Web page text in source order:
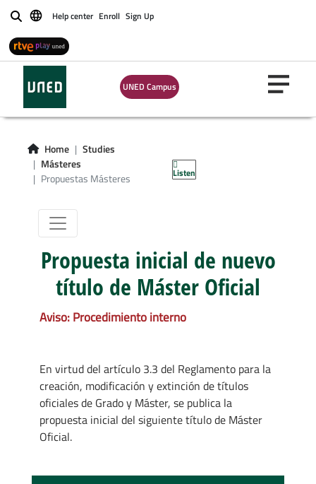
BuscarHelp center Enroll Sign Up
UNED Campus
Home
Studies
Másteres
Propuestas Másteres
Listen
Propuestas de
nuevos Másteres
Oficiales
Propuesta inicial de nuevo
título de Máster Oficial
Aviso: Procedimiento interno
En virtud del artículo 3.3 del Reglamento para la
creación, modificación y extinción de títulos
oficiales de Grado y Máster, se publica la
propuesta inicial del siguiente título de Máster
Oficial.